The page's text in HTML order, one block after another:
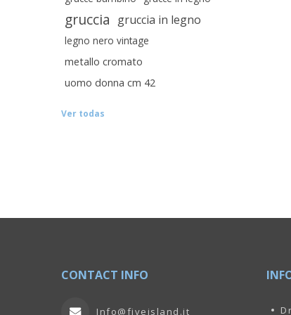
gruccia gruccia in legno
legno nero vintage
metallo cromato
uomo donna cm 42
Ver todas
CONTACT INFO
Info@fiveisland.it